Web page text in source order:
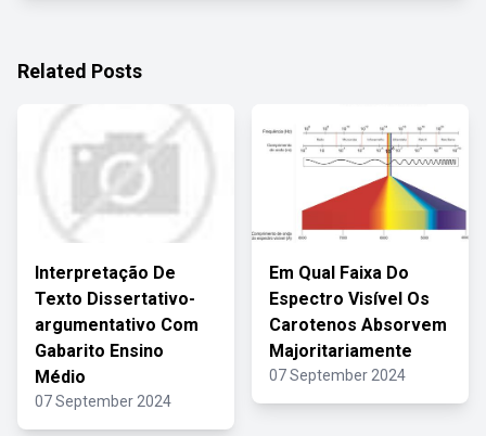
Related Posts
Interpretação De
Texto Dissertativo-
argumentativo Com
Gabarito Ensino
Médio
07 September 2024
Em Qual Faixa Do
Espectro Visível Os
Carotenos Absorvem
Majoritariamente
07 September 2024